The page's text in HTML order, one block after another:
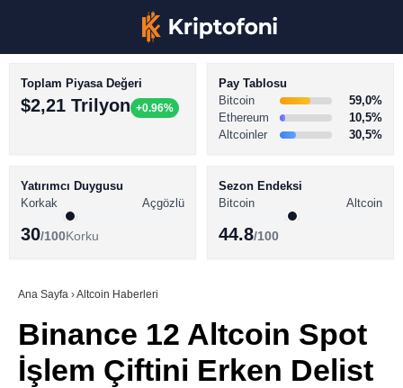
Youtube
TikTok
BİTCOİN HABERLERİ
ALTCOİN HABERLERİ
SÖZLÜK
Toplam Piyasa Değeri
$2,21 Trilyon +0.96%
Pay Tablosu
Bitcoin
59,0%
Ethereum
10,5%
Altcoinler
30,5%
Yatırımcı Duygusu
Korkak
Açgözlü
30/100Korku
Sezon Endeksi
Bitcoin
Altcoin
44.8/100
Ana Sayfa ›Altcoin Haberleri
Binance 12 Altcoin Spot
İşlem Çiftini Erken Delist